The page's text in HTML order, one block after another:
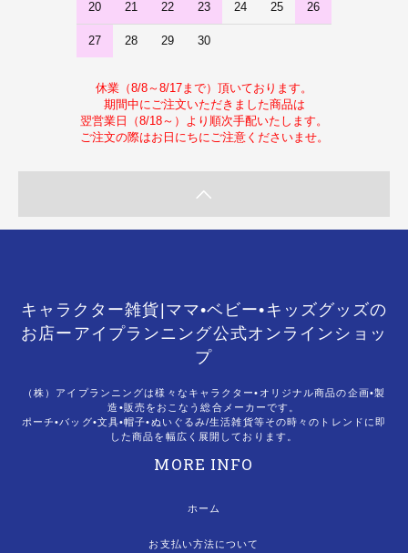
20 21 22 23 24 25 26
27 28 29 30
休業（8/8～8/17まで）頂いております。
期間中にご注文いただきました商品は
翌営業日（8/18～）より順次手配いたします。
ご注文の際はお日にちにご注意くださいませ。
キャラクター雑貨|ママ•ベビー•キッズグッズの
お店ーアイプランニング公式オンラインショッ
プ
（株）アイプランニングは様々なキャラクター•オリジナル商品の企画•製
造•販売をおこなう総合メーカーです。
ポーチ•バッグ•文具•帽子•ぬいぐるみ/生活雑貨等その時々のトレンドに即
した商品を幅広く展開しております。
MORE INFO
ホーム
お支払い方法について